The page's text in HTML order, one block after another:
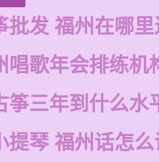
批发 福州在哪
唱歌年会排练机
筝三年到什么水
提琴 福州话怎